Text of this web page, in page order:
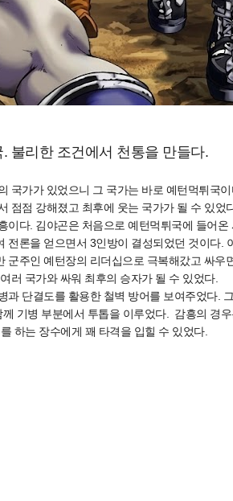
불리한 조건에서 천통을 만들다.
국가가 있었으니 그 국가는 바로 예턴먹튀국
점점 강해졌고 최후에 웃는 국가가 될 수 있
이다. 김야곤은 처음으로 예턴먹튀국에 들어
전론을 얻으면서 3인방이 결성되었던 것이다
군주인 예턴장의 리더십으로 극복해갔고 싸
러 국가와 싸워 최후의 승자가 될 수 있었다.
과 단결도를 활용한 철벽 방어를 보여주었다.
기병 부분에서 투톱을 이루었다. 감흥의 경
하는 장수에게 꽤 타격을 입힐 수 있었다.